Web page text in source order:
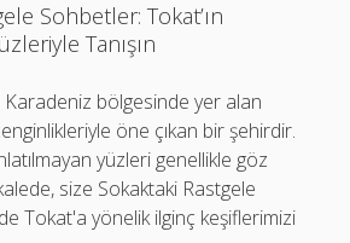
Sohbetler: Tokat’ın
Tanışın
bölgesinde yer alan
öne çıkan bir şehirdir.
yüzleri genellikle göz
size Sokaktaki Rastgele
Tokat'a yönelik ilginç keşiflerimizi